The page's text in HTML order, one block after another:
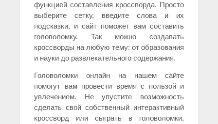
функцией составления кроссворда. Просто
выберите сетку, введите слова и их
подсказки, и сайт поможет вам составить
головоломку. Так можно создавать
кроссворды на любую тему: от образования
и науки до развлекательного содержания.
Головоломки онлайн на нашем сайте
помогут вам провести время с пользой и
увлечением. Не упустите возможность
сделать свой собственный интерактивный
кроссворд или сыграть в головоломки,